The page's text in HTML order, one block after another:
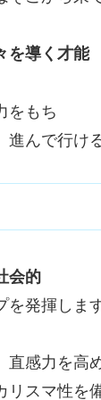
を導く才能
をもち
んで行け
会的
発揮します
直感力を高
スマ性を